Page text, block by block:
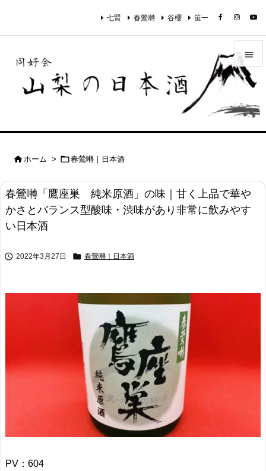



次へ

七賢 春鶯囀 谷櫻 笹一
 ホーム > 春鶯囀｜日本酒
春鶯囀「鷹座巣 純米原酒」の味｜甘く上品で華や
かさとバランス型酸味・渋味があり非常に飲みやす
い日本酒
 2022年3月27日  春鶯囀｜日本酒
PV： 604